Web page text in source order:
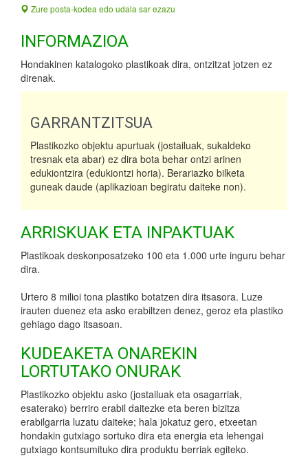
Zure posta-kodea edo udala sar ezazu
INFORMAZIOA
Hondakinen katalogoko plastikoak dira, ontzitzat jotzen ez
direnak.
GARRANTZITSUA
Plastikozko objektu apurtuak (jostailuak, sukaldeko
tresnak eta abar) ez dira bota behar ontzi arinen
edukiontzira (edukiontzi horia). Berariazko bilketa
guneak daude (aplikazioan begiratu daiteke non).
ARRISKUAK ETA INPAKTUAK
Plastikoak deskonposatzeko 100 eta 1.000 urte inguru behar
dira.
Urtero 8 milioi tona plastiko botatzen dira itsasora. Luze
irauten duenez eta asko erabiltzen denez, geroz eta plastiko
gehiago dago itsasoan.
KUDEAKETA ONAREKIN
LORTUTAKO ONURAK
Plastikozko objektu asko (jostailuak eta osagarriak,
esaterako) berriro erabil daitezke eta beren bizitza
erabilgarria luzatu daiteke; hala jokatuz gero, etxeetan
hondakin gutxiago sortuko dira eta energia eta lehengai
gutxiago kontsumituko dira produktu berriak egiteko.